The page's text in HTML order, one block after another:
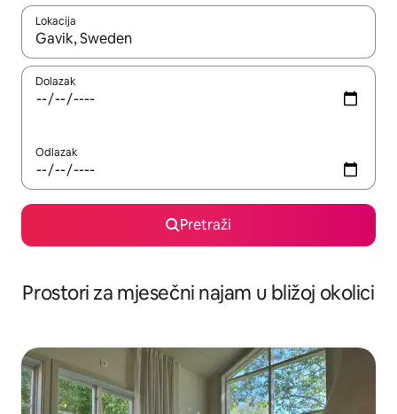
Lokacija
Kada budu dostupni rezultati, moći ćete ih pregledati
Dolazak
Odlazak
Pretraži
Prostori za mjesečni najam u bližoj okolici